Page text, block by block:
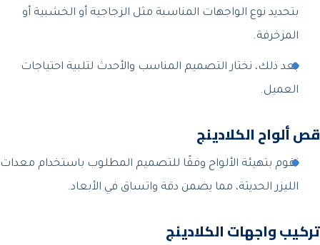
بتحديد نوع الواجهات المناسبة مثل الزجاجية أو الخشبية أو
المزخرفة.
بعد ذلك، نختار التصميم المناسب والأحدث لتلبية احتياجات
العميل.
قص ألواح الكلادينج
نقوم بتهيئة الألواح وفقًا للتصميم المطلوب باستخدام معدات
الليزر الحديثة، مما يضمن دقة واتساق في الأبعاد.
تركيب واجهات الكلادينج